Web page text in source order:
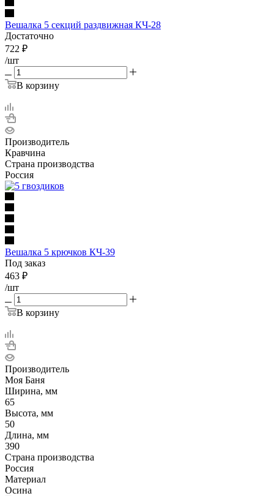
Вешалка 5 секций раздвижная КЧ-28
Достаточно
722 ₽
/шт
В корзину
Производитель
Кравчина
Страна производства
Россия
Вешалка 5 крючков КЧ-39
Под заказ
463 ₽
/шт
В корзину
Производитель
Моя Баня
Ширина, мм
65
Высота, мм
50
Длина, мм
390
Страна производства
Россия
Материал
Осина